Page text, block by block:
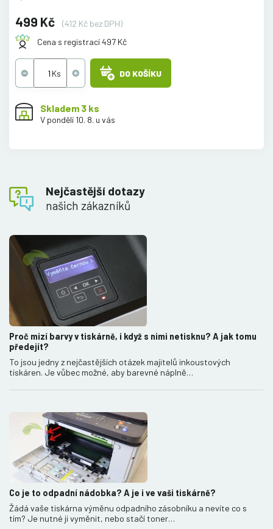
499 Kč
(412 Kč bez DPH)
Cena s registrací 497 Kč
DO KOŠÍKU
Skladem 3 ks
V pondělí 10. 8. u vás
Nejčastější dotazy
našich zákazníků
Proč mizí barvy v tiskárně, i když s nimi netisknu? A jak tomu
předejít?
To jsou jedny z nejčastějších otázek majitelů inkoustových
tiskáren. Je vůbec možné, aby barevné náplně…
Co je to odpadní nádobka? A je i ve vaši tiskárně?
Žádá vaše tiskárna výměnu odpadního zásobníku a nevíte co s
tím? Je nutné ji vyměnit, nebo stačí toner…